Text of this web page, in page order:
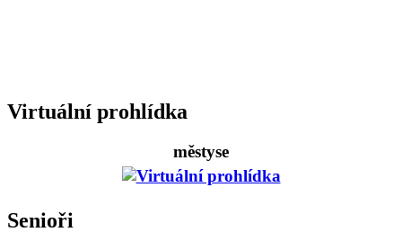
Virtuální prohlídka
městyse
Senioři